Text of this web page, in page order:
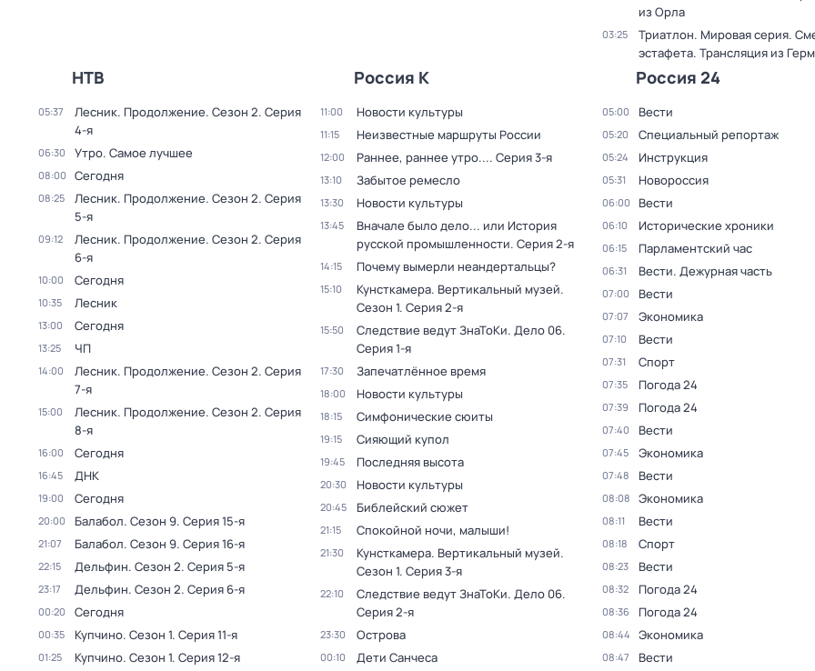
из Орла
03:25
Триатлон. Мировая серия.
эстафета. Трансляция из
НТВ
05:37 Лесник. Продолжение. Сезон 2. Серия
4-я
06:30 Утро. Самое лучшее
08:00 Сегодня
08:25 Лесник. Продолжение. Сезон 2. Серия
5-я
09:12 Лесник. Продолжение. Сезон 2. Серия
6-я
10:00 Сегодня
10:35 Лесник
13:00 Сегодня
13:25 ЧП
14:00 Лесник. Продолжение. Сезон 2. Серия
7-я
15:00 Лесник. Продолжение. Сезон 2. Серия
8-я
16:00 Сегодня
16:45 ДНК
19:00 Сегодня
20:00 Балабол. Сезон 9. Серия 15-я
21:07 Балабол. Сезон 9. Серия 16-я
22:15 Дельфин. Сезон 2. Серия 5-я
23:17 Дельфин. Сезон 2. Серия 6-я
00:20 Сегодня
00:35 Купчино. Сезон 1. Серия 11-я
01:25 Купчино. Сезон 1. Серия 12-я
Россия К
11:00 Новости культуры
11:15 Неизвестные маршруты России
12:00 Раннее, раннее утро.... Серия 3-я
13:10 Забытое ремесло
13:30 Новости культуры
13:45
Вначале было дело... или История
русской промышленности. Серия 2-я
14:15 Почему вымерли неандертальцы?
15:10 Кунсткамера. Вертикальный музей.
Сезон 1. Серия 2-я
15:50 Следствие ведут ЗнаТоКи. Дело 06.
Серия 1-я
17:30 Запечатлённое время
18:00 Новости культуры
18:15 Симфонические сюиты
19:15 Сияющий купол
19:45 Последняя высота
20:30 Новости культуры
20:45 Библейский сюжет
21:15 Спокойной ночи, малыши!
21:30 Кунсткамера. Вертикальный музей.
Сезон 1. Серия 3-я
22:10 Следствие ведут ЗнаТоКи. Дело 06.
Серия 2-я
23:30 Острова
00:10 Дети Санчеса
Россия 24
05:00 Вести
05:20 Специальный репортаж
05:24 Инструкция
05:31 Новороссия
06:00 Вести
06:10 Исторические хроники
06:15 Парламентский час
06:31 Вести. Дежурная часть
07:00 Вести
07:07 Экономика
07:10 Вести
07:31 Спорт
07:35 Погода 24
07:39 Погода 24
07:40 Вести
07:45 Экономика
07:48 Вести
08:08 Экономика
08:11 Вести
08:18 Спорт
08:23 Вести
08:32 Погода 24
08:36 Погода 24
08:44 Экономика
08:47 Вести